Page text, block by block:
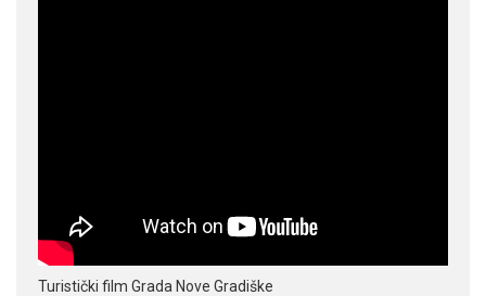
Turistički film Grada Nove Gradiške